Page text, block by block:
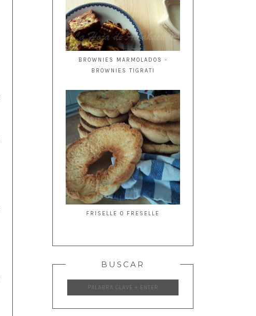
BROWNIES MARMOLADOS -
BROWNIES TIGRATI
FRISELLE O FRESELLE
BUSCAR